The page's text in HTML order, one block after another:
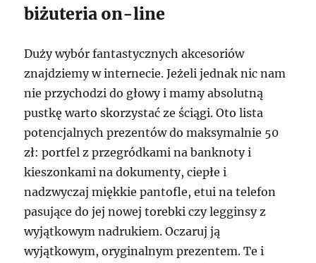
biżuteria on-line
Duży wybór fantastycznych akcesoriów
znajdziemy w internecie. Jeżeli jednak nic nam
nie przychodzi do głowy i mamy absolutną
pustkę warto skorzystać ze ściągi. Oto lista
potencjalnych prezentów do maksymalnie 50
zł: portfel z przegródkami na banknoty i
kieszonkami na dokumenty, ciepłe i
nadzwyczaj miękkie pantofle, etui na telefon
pasujące do jej nowej torebki czy legginsy z
wyjątkowym nadrukiem. Oczaruj ją
wyjątkowym, oryginalnym prezentem. Te i